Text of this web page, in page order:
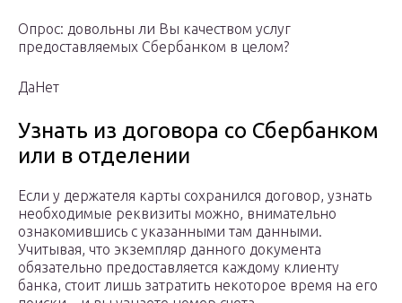
Опрос: довольны ли Вы качеством услуг
предоставляемых Сбербанком в целом?
ДаНет
Узнать из договора со Сбербанком
или в отделении
Если у держателя карты сохранился договор, узнать
необходимые реквизиты можно, внимательно
ознакомившись с указанными там данными.
Учитывая, что экземпляр данного документа
обязательно предоставляется каждому клиенту
банка, стоит лишь затратить некоторое время на его